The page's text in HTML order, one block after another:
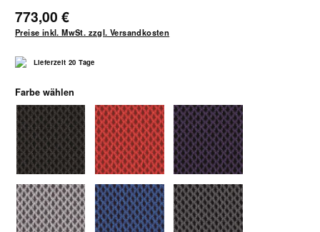
773,00 €
Preise inkl. MwSt. zzgl. Versandkosten
Lieferzeit 20 Tage
Farbe wählen
7260 schwarz 7261 rot 7262 violett
7263 silbergrau 7265 blau 7266 anthrazit